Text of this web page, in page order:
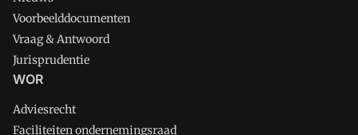
Voorbeelddocumenten
Vraag & Antwoord
Jurisprudentie
WOR
Adviesrecht
Faciliteiten ondernemingsraad